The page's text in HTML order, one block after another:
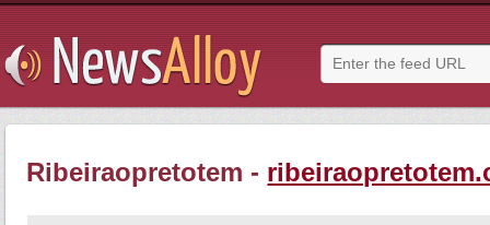
Ribeiraopretotem -